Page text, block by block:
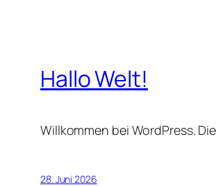
Hallo Welt!
Willkommen bei WordPress.
28. Juni 2026